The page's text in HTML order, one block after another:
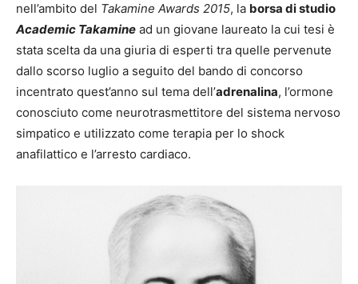
nell’ambito del Takamine Awards 2015, la borsa di studio
Academic Takamine ad un giovane laureato la cui tesi è
stata scelta da una giuria di esperti tra quelle pervenute
dallo scorso luglio a seguito del bando di concorso
incentrato quest’anno sul tema dell’adrenalina, l’ormone
conosciuto come neurotrasmettitore del sistema nervoso
simpatico e utilizzato come terapia per lo shock
anafilattico e l’arresto cardiaco.